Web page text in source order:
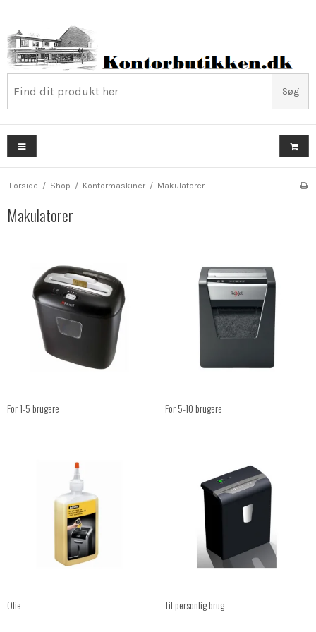
Søg
Forside / Shop / Kontormaskiner / Makulatorer
Makulatorer
For 1-5 brugere For 5-10 brugere
Olie Til personlig brug